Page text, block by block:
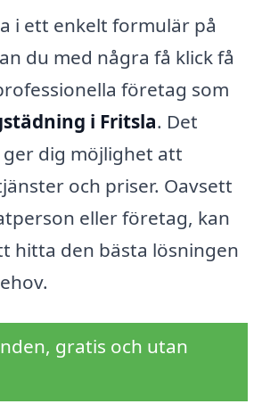
i ett enkelt formulär på
du med några få klick få
företag som
i Fritsla. Det
dig möjlighet att
och priser. Oavsett
eller företag, kan
hitta den bästa lösningen
gratis och utan